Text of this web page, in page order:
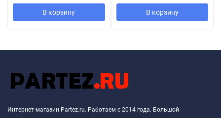
В корзину В корзину
Интернет-магазин Partez.ru. Работаем с 2014 года. Большой